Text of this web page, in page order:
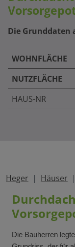
Die Grunddaten
WOHNFLÄCHE
NUTZFLÄCHE
HAUS-NR
Heger Häuser
Die Bauherren